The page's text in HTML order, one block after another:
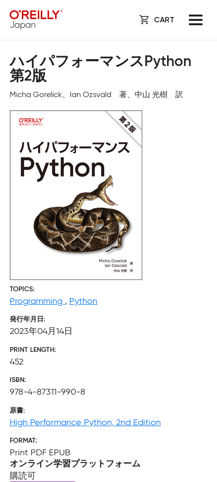
CART
ハイパフォーマンスPython
第2版
Micha Gorelick、Ian Ozsvald 著、中山 光樹 訳
TOPICS
Programming , Python
発行年月日
2023年04月14日
PRINT LENGTH
452
ISBN
978-4-87311-990-8
原書
High Performance Python, 2nd Edition
FORMAT
Print PDF EPUB
オンライン学習プラットフォーム
購読可